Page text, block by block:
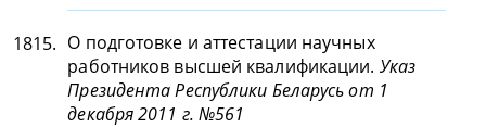
1815. О подготовке и аттестации научных
работников высшей квалификации. Указ
Президента Республики Беларусь от 1
декабря 2011 г. №561